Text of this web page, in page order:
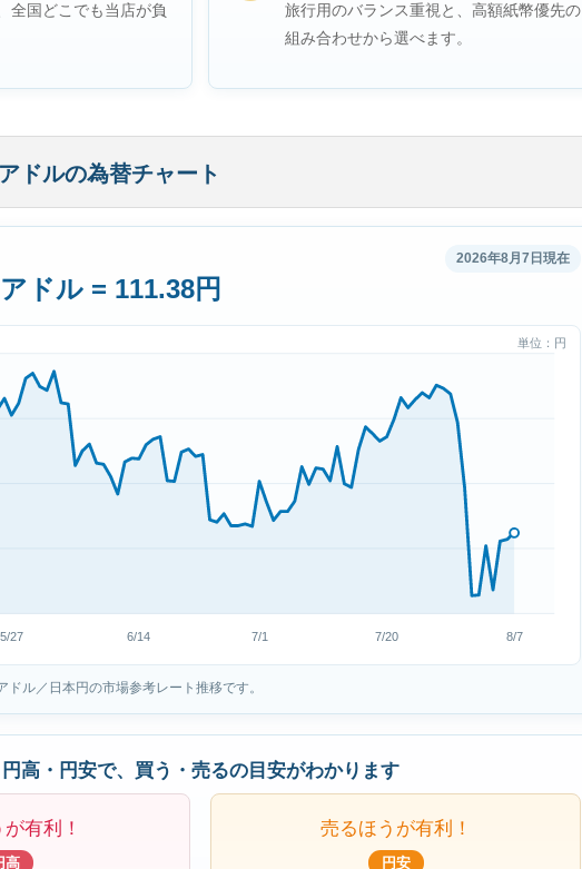
全国どこでも当店が負
旅行用のバランス重視と、高額紙幣優先の
組み合わせから選べます。
ドルの為替チャート
ドル = 111.38円
2026年8月7日現在
単位：円
5/27 6/14 7/1 7/20 8/7
ル／日本円の市場参考レート推移です。
円高・円安で、買う・売るの目安がわかります
有利！
高
売るほうが有利！
円安